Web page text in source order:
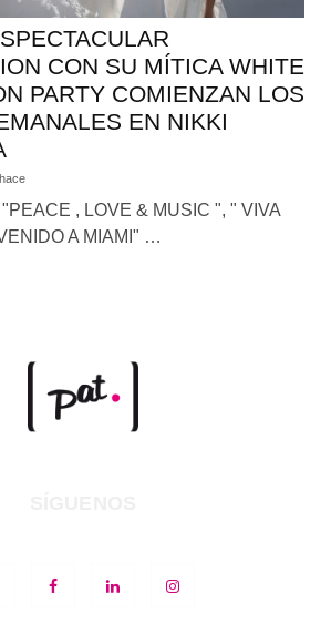
CON SU MÍTICA WHITE
PARTY COMIENZAN LOS
EN NIKKI
, LOVE & MUSIC ", " VIVA
A MIAMI" …